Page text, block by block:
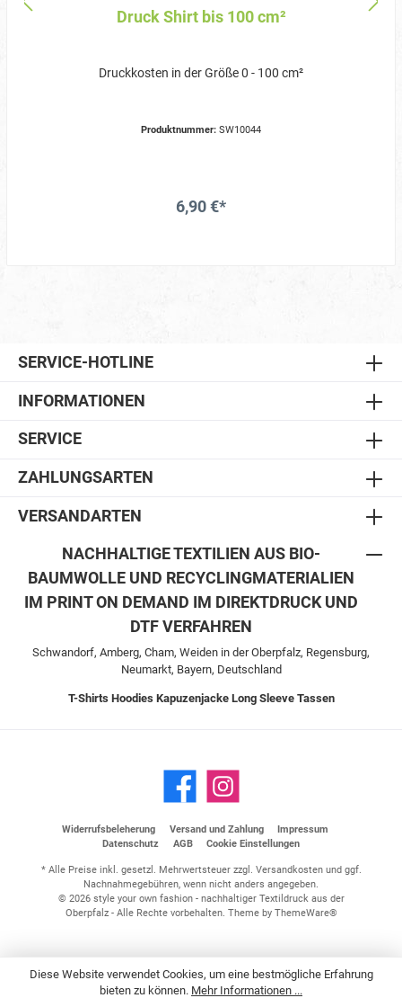
Druck Shirt bis 100 cm²
Druckkosten in der Größe 0 - 100 cm²
Produktnummer: SW10044
6,90 €*
SERVICE-HOTLINE
INFORMATIONEN
SERVICE
ZAHLUNGSARTEN
VERSANDARTEN
NACHHALTIGE TEXTILIEN AUS BIO-
BAUMWOLLE UND RECYCLINGMATERIALIEN
IM PRINT ON DEMAND IM DIREKTDRUCK UND
DTF VERFAHREN
Schwandorf, Amberg, Cham, Weiden in der Oberpfalz, Regensburg,
Neumarkt, Bayern, Deutschland
T-Shirts Hoodies Kapuzenjacke Long Sleeve Tassen
Widerrufsbeleherung Versand und Zahlung
Impressum
Datenschutz
AGB Cookie Einstellungen
* Alle Preise inkl. gesetzl. Mehrwertsteuer zzgl. Versandkostenund ggf.
Nachnahmegebühren, wenn nicht anders angegeben.
© 2026 style your own fashion - nachhaltiger Textildruck aus der
Oberpfalz - Alle Rechte vorbehalten. Theme by ThemeWare®
Diese Website verwendet Cookies, um eine bestmögliche Erfahrung
bieten zu können. Mehr Informationen ...